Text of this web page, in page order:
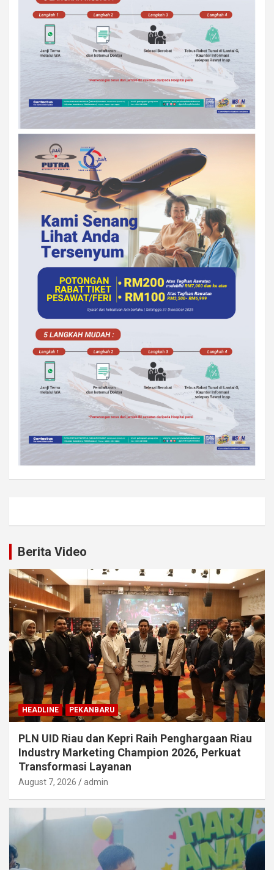
Berita Video
HEADLINE PEKANBARU
PLN UID Riau dan Kepri Raih Penghargaan Riau
Industry Marketing Champion 2026, Perkuat
Transformasi Layanan
August 7, 2026 admin